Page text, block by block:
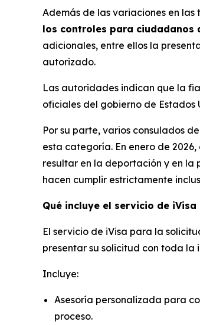
Además de las variaciones en
los controles para ciudadanos
adicionales, entre ellos la
autorizado.
Las autoridades indican que la
oficiales del gobierno de Estados
Por su parte, varios consulados
esta categoría. En enero de
resultar en la deportación y en la
hacen cumplir estrictamente
Qué incluye el servicio de
El servicio de iVisa para la
presentar su solicitud con toda
Incluye:
Asesoría personalizada para
proceso.